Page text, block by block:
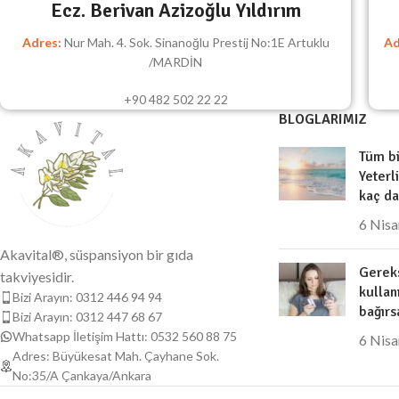
Ecz. Berivan Azizoğlu Yıldırım
Adres: Nur Mah. 4. Sok. Sinanoğlu Prestij No:1E Artuklu
/MARDİN
+90 482 502 22 22
Akavital®, süspansiyon bir gıda
takviyesidir.
Bizi Arayın: 0312 446 94 94
Bizi Arayın: 0312 447 68 67
Whatsapp İletişim Hattı: 0532 560 88 75
Adres: Büyükesat Mah. Çayhane Sok.
No:35/A Çankaya/Ankara
BLOGLARIMIZ
Tüm
kaç
6
6